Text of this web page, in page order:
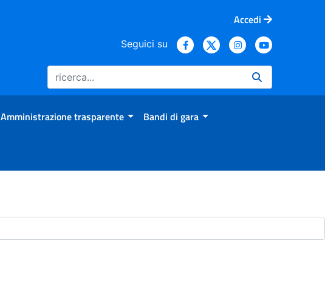
Accedi
Seguici su
Amministrazione trasparente Bandi di gara